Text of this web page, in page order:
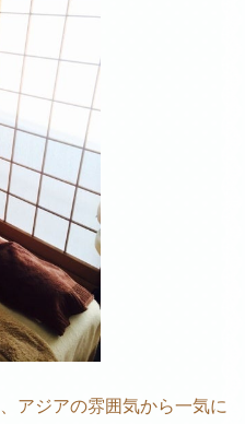
アジアの雰囲気から一気に